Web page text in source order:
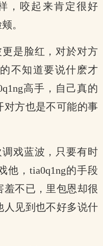
，咬起来肯定很好
。
是脸红，对於对方
不知道要说什麽才
高手，自己真的
对方也是不可能的事
戏蓝波，只要有时
他，tia0q1ng的手段
羞不已，里包恩却很
人见到也不好多说什